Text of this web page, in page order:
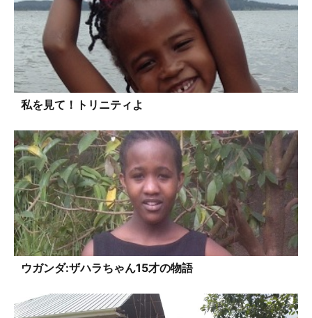
私を見て！トリニティよ
ウガンダ:ザハラちゃん15才の物語